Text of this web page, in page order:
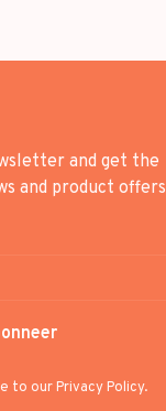
and get the
and product offers
to our Privacy Policy.